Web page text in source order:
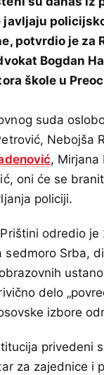
javljaju
potvrdio je za
Bogdan
škole u
suda
Nebojša
, Mirjana
oni će se
policiji.
odredio je
sedmoro Srba,
delo
izbore
privedeni
za zajednice i